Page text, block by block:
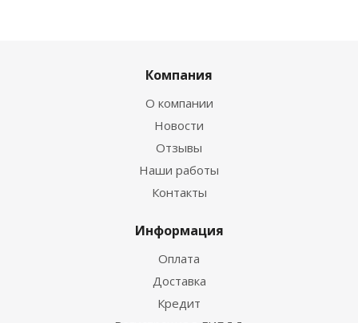
Компания
О компании
Новости
Отзывы
Наши работы
Контакты
Информация
Оплата
Доставка
Кредит